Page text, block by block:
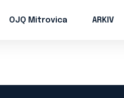
OJQ Mitrovica ARKIV